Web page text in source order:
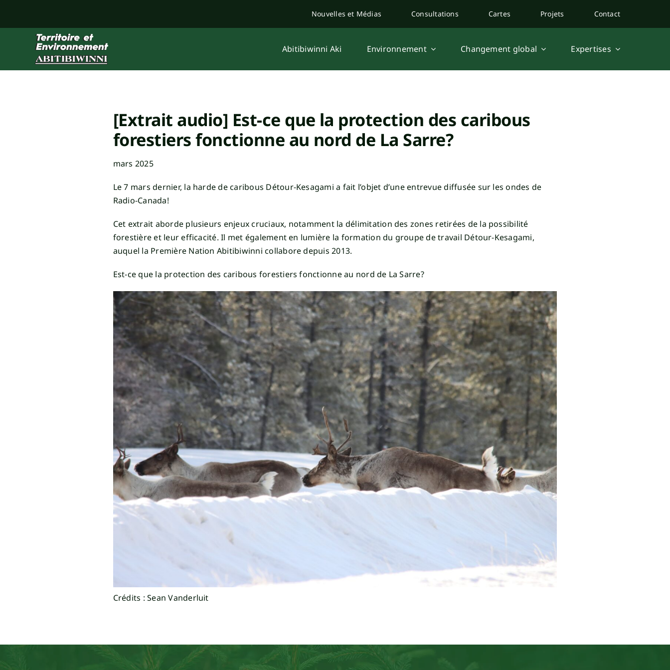
Nouvelles et Médias Consultations Cartes Projets Contact
Abitibiwinni Aki Environnement Changement global Expertises
[Extrait audio] Est-ce que la protection des caribous
forestiers fonctionne au nord de La Sarre?
mars 2025
Le 7 mars dernier, la harde de caribous Détour-Kesagami a fait l’objet d’une entrevue diffusée sur les ondes de
Radio-Canada!
Cet extrait aborde plusieurs enjeux cruciaux, notamment la délimitation des zones retirées de la possibilité
forestière et leur efficacité. Il met également en lumière la formation du groupe de travail Détour-Kesagami,
auquel la Première Nation Abitibiwinni collabore depuis 2013.
Est-ce que la protection des caribous forestiers fonctionne au nord de La Sarre?
Crédits :Sean Vanderluit